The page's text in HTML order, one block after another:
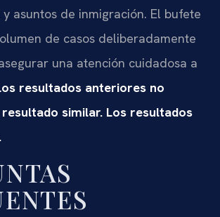
asuntos de inmigración. El bufete
de casos deliberadamente
una atención cuidadosa a
resultados anteriores no
similar. Los resultados